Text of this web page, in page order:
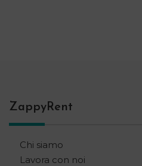
ZappyRent
Chi siamo
Lavora con noi